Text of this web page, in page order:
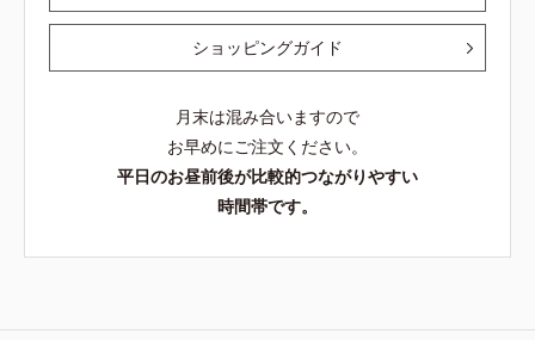
ショッピングガイド
月末は混み合いますので
お早めにご注文ください。
平日のお昼前後が比較的つながりやすい
時間帯です。